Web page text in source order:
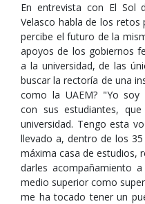
En entrevista con El Sol
Velasco habla de los
percibe el futuro de la
apoyos de los gobiernos
a la universidad, de las
buscar la rectoría de una
como la UAEM? "Yo soy
con sus estudiantes,
universidad. Tengo esta
llevado a, dentro de los
máxima casa de estudios,
darles acompañamiento
medio superior como
me ha tocado tener un